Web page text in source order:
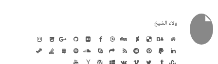
ولاء الشيخ